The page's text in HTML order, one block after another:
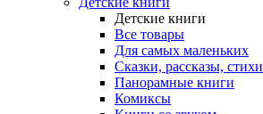
Детские книги
Все товары
Для самых маленьких
Сказки, рассказы, стихи
Панорамные книги
Комиксы